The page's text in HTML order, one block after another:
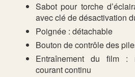
Sabot pour torche
avec clé de désactivation
Poignée : détachable
Bouton de contrôle des
Entraînement du film :
courant continu